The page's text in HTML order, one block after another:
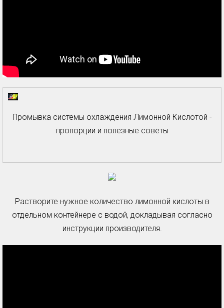
Промывка системы охлаждения Лимонной Кислотой -
пропорции и полезные советы
Растворите нужное количество лимонной кислоты в
отдельном контейнере с водой, докладывая согласно
инструкции производителя.